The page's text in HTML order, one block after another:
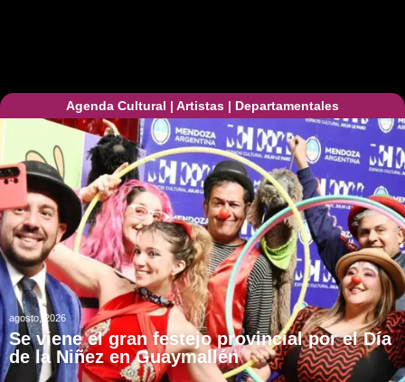
Agenda Cultural | Artistas | Departamentales
agosto, 2026
Se viene el gran festejo provincial por el Día
de la Niñez en Guaymallén